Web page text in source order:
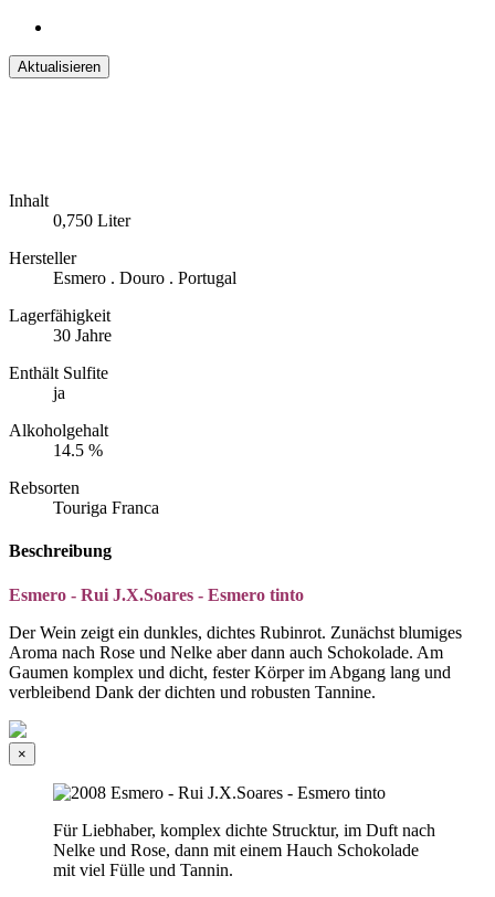
Inhalt
0,750 Liter
Hersteller
Esmero . Douro . Portugal
Lagerfähigkeit
30 Jahre
Enthält Sulfite
ja
Alkoholgehalt
14.5 %
Rebsorten
Touriga Franca
Beschreibung
Esmero - Rui J.X.Soares - Esmero tinto
Der Wein zeigt ein dunkles, dichtes Rubinrot. Zunächst blumiges
Aroma nach Rose und Nelke aber dann auch Schokolade. Am
Gaumen komplex und dicht, fester Körper im Abgang lang und
verbleibend Dank der dichten und robusten Tannine.
×
Für Liebhaber, komplex dichte Strucktur, im Duft nach
Nelke und Rose, dann mit einem Hauch Schokolade
mit viel Fülle und Tannin.